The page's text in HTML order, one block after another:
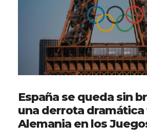
España se queda sin
una derrota
Alemania en los